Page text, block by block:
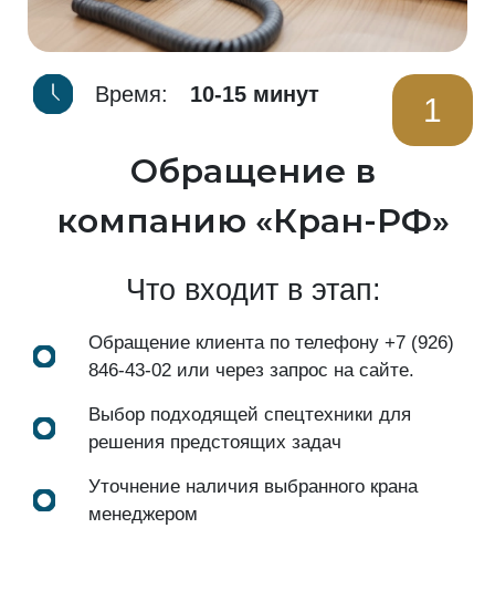
Время: 10-15 минут 1
Обращение в
компанию «Кран-РФ»
Что входит в этап:
Обращение клиента по телефону +7 (926)
846-43-02 или через запрос на сайте.
Выбор подходящей спецтехники для
решения предстоящих задач
Уточнение наличия выбранного крана
менеджером